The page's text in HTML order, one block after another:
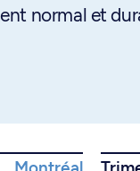
normal et